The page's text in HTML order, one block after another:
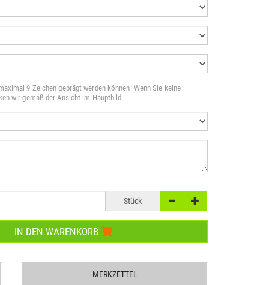
9 Zeichen geprägt werden können! Wenn Sie keine
wir gemäß der Ansicht im Hauptbild.
Stück
IN DEN WARENKORB
MERKZETTEL